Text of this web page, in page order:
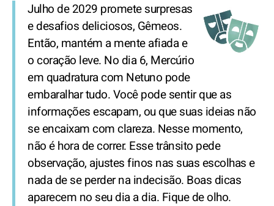
Julho de 2029 promete surpresas
e desafios deliciosos, Gêmeos.
Então, mantém a mente afiada e
o coração leve. No dia 6, Mercúrio
em quadratura com Netuno pode
embaralhar tudo. Você pode sentir que as
informações escapam, ou que suas ideias não
se encaixam com clareza. Nesse momento,
não é hora de correr. Esse trânsito pede
observação, ajustes finos nas suas escolhas e
nada de se perder na indecisão. Boas dicas
aparecem no seu dia a dia. Fique de olho.